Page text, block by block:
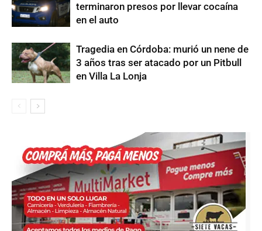
terminaron presos por llevar cocaína
en el auto
Tragedia en Córdoba: murió un nene de
3 años tras ser atacado por un Pitbull
en Villa La Lonja